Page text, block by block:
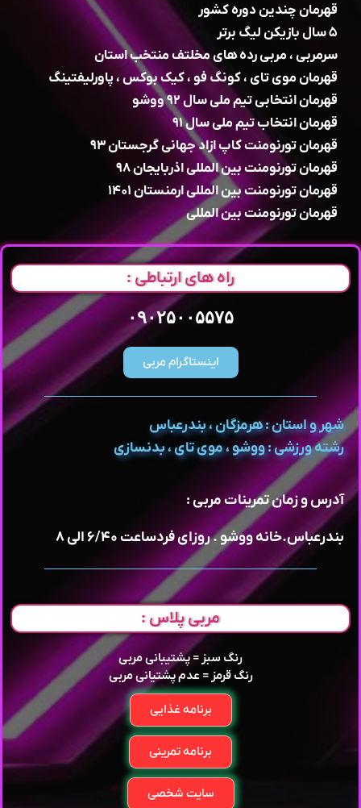
قهرمان چندین دوره کشور
۵ سال بازیکن لیگ برتر
سرمربی ، مربی رده های مخلتف منتخب استان
قهرمان موی تای ، کونگ فو ، کیک بوکس ، پاورلیفتینگ
قهرمان انتخابی تیم ملی سال ۹۲ ووشو
قهرمان انتخاب تیم ملی سال ۹۱
قهرمان تورنومنت کاپ ازاد جهانی گرجستان ۹۳
قهرمان تورنومنت بین المللی اذربایجان ۹۸
قهرمان تورنومنت بین المللی ارمنستان ۱۴۰۱
قهرمان تورنومنت بین المللی
راه های ارتباطی :
۰۹۰۲۵۰۰۵۵۷۵
اینستاگرام مربی
شهر و استان : هرمزگان ، بندرعباس
رشته ورزشی : ووشو ، موی تای ، بدنسازی
آدرس و زمان تمرینات مربی :
بندرعباس.خانه ووشو . روزای فردساعت ۶/۴۰ الی ۸
مربی پلاس :
رنگ سبز = پشتیبانی مربی
رنگ قرمز = عدم پشتیانی مربی
برنامه غذایی
برنامه تمرینی
سایت شخصی